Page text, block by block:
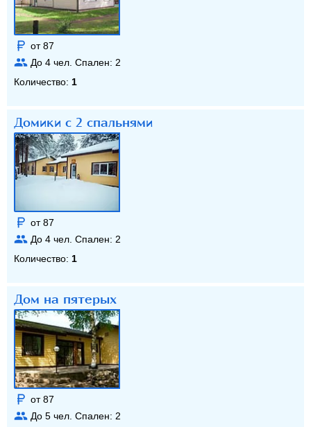
от 87
До 4 чел. Спален: 2
Количество: 1
Домики с 2 спальнями
от 87
До 4 чел. Спален: 2
Количество: 1
Дом на пятерых
от 87
До 5 чел. Спален: 2